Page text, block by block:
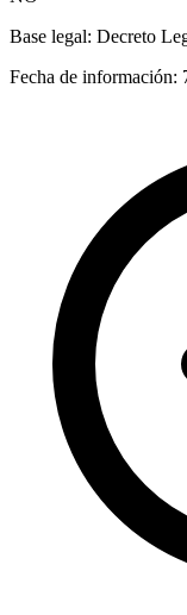
Base legal: Decreto
Fecha de información: